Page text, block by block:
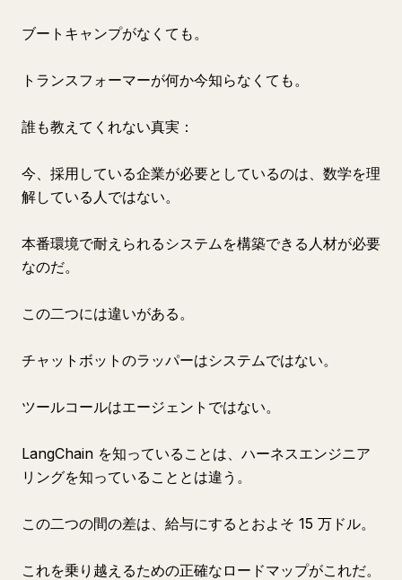
ブートキャンプがなくても。
トランスフォーマーが何か今知らなくても。
誰も教えてくれない真実：
今、採用している企業が必要としているのは、数学を理
解している人ではない。
本番環境で耐えられるシステムを構築できる人材が必要
なのだ。
この二つには違いがある。
チャットボットのラッパーはシステムではない。
ツールコールはエージェントではない。
LangChain を知っていることは、ハーネスエンジニア
リングを知っていることとは違う。
この二つの間の差は、給与にするとおよそ 15 万ドル。
これを乗り越えるための正確なロードマップがこれだ。